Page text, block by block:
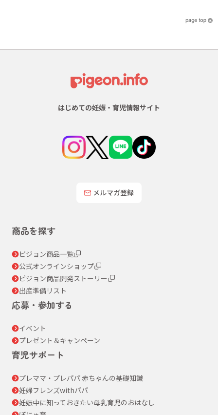
はじめての妊娠・育児情報サイト
メルマガ登録
商品を探す
ピジョン商品一覧
公式オンラインショップ
ピジョン商品開発ストーリー
出産準備リスト
応募・参加する
イベント
プレゼント＆キャンペーン
育児サポート
プレママ・プレパパ 赤ちゃんの基礎知識
妊婦フレンズwithパパ
妊娠中に知っておきたい母乳育児のおはなし